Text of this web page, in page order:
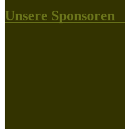
Unsere Sponsoren